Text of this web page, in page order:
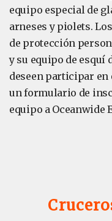
equipo especial de
arneses y piolets.
de protección
y su equipo de esquí
deseen participar en
un formulario de
equipo a Oceanwide